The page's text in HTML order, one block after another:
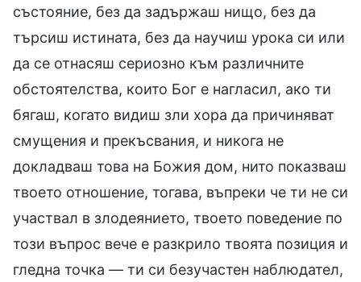
състояние, без да задържаш нищо, без да
търсиш истината, без да научиш урока си или
да се отнасяш сериозно към различните
обстоятелства, които Бог е нагласил, ако ти
бягаш, когато видиш зли хора да причиняват
смущения и прекъсвания, и никога не
докладваш това на Божия дом, нито показваш
твоето отношение, тогава, въпреки че ти не си
участвал в злодеянието, твоето поведение по
този въпрос вече е разкрило твоята позиция и
гледна точка — ти си безучастен наблюдател,